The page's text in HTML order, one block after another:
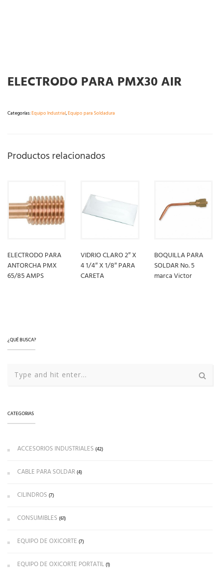
ELECTRODO PARA PMX30 AIR
Categorías:Equipo Industrial,Equipo para Soldadura
Productos relacionados
ELECTRODO PARA
ANTORCHA PMX
65/85 AMPS
VIDRIO CLARO 2″ X
4 1/4″ X 1/8″ PARA
CARETA
BOQUILLA PARA
SOLDAR No. 5
marca Victor
¿QUÉ BUSCA?
CATEGORIAS
ACCESORIOS INDUSTRIALES (42)
CABLE PARA SOLDAR(4)
CILINDROS (7)
CONSUMIBLES (61)
EQUIPO DE OXICORTE (7)
EQUIPO DE OXICORTE PORTATIL(1)